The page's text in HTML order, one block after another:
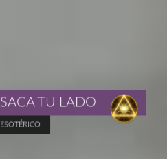
ESOTÉRICO
SACA TU LADO